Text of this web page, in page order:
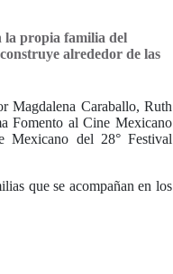
la propia familia del
alrededor de las
Magdalena Caraballo, Ruth
Fomento al Cine Mexicano
Mexicano del 28° Festival
que se acompañan en los